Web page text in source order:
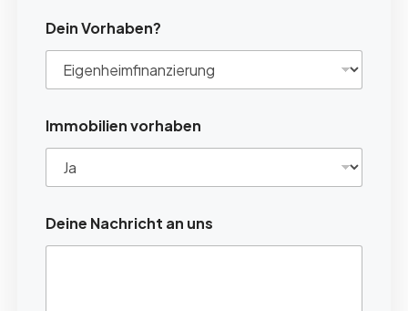
Dein Vorhaben?
Immobilien vorhaben
Deine Nachricht an uns